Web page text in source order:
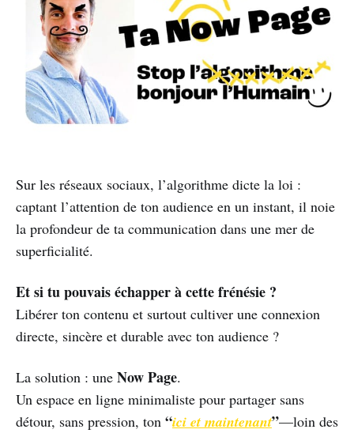
Sur les réseaux sociaux, l’algorithme dicte la loi :
captant l’attention de ton audience en un instant, il noie
la profondeur de ta communication dans une mer de
superficialité.
Et si tu pouvais échapper à cette frénésie ?
Libérer ton contenu et surtout cultiver une connexion
directe, sincère et durable avec ton audience ?
La solution : une Now Page.
Un espace en ligne minimaliste pour partager sans
détour, sans pression, ton “ici et maintenant”—loin des